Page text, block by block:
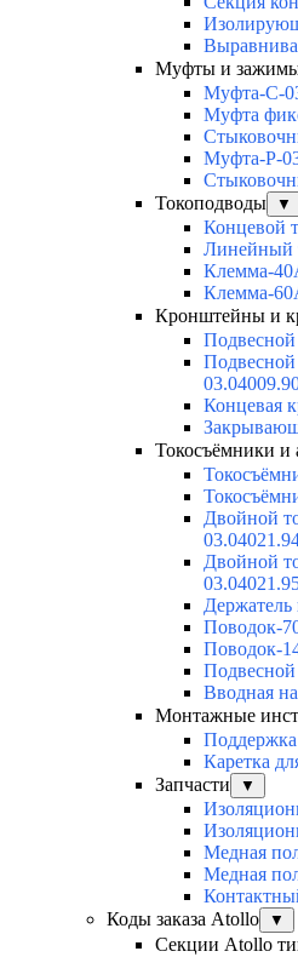
Муфты и
Муфта-С-
Муфта
Муфта-Р-
Токоподводы
▼
Концевой
Линейный
Клемма-
Клемма-
Кронштейны и
Концевая
Токосъёмники и
Двойной
Двойной
Держатель
Поводок-
Поводок-
Вводная
Монтажные
Поддержка
Каретка
Запчасти
▼
Медная
Медная
Коды заказа Atollo
▼
Секции Atollo